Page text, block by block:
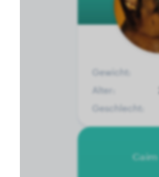
Gewicht:
Alter:
Geschlecht: